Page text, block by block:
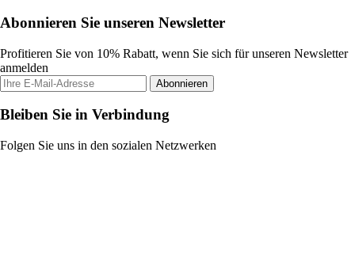
Abonnieren Sie unseren Newsletter
Profitieren Sie von 10% Rabatt, wenn Sie sich für unseren Newsletter
anmelden
Abonnieren
Bleiben Sie in Verbindung
Folgen Sie uns in den sozialen Netzwerken